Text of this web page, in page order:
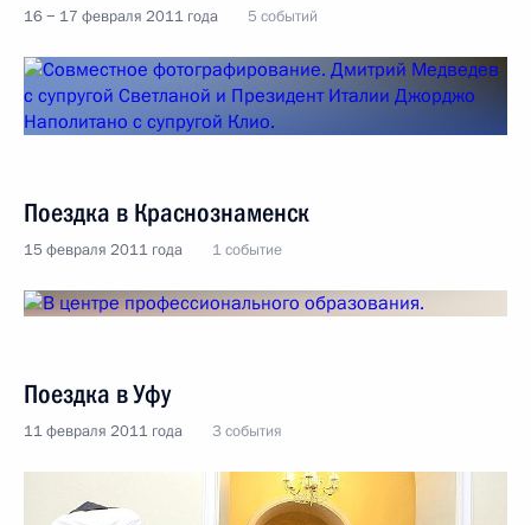
16 − 17 февраля 2011 года 5 событий
Поездка в Краснознаменск
15 февраля 2011 года 1 событие
Поездка в Уфу
11 февраля 2011 года 3 события